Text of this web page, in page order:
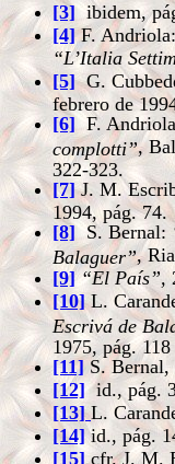
[3] ibidem,
[4]F.
“L’Italia
[5]G.
febrero de
[6]F.
complotti”,
322-323.
[7] J. M.
1994, pág. 74.
[8] S. Bernal:
Balaguer”,
[9] “El País”,
[10]L.
Escrivá de
1975, pág. 118
[11]S. Bernal,
[12] id., pág.
[13] L.
[14] id., pág.
[15]cfr. J. M.